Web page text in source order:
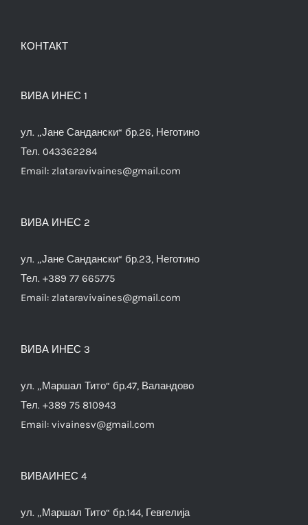
КОНТАКТ
ВИВА ИНЕС 1
ул. „Јане Сандански“ бр.26, Неготино
Тел. 043362284
Email: zlataravivaines@gmail.com
ВИВА ИНЕС 2
ул. „Јане Сандански“ бр.23, Неготино
Тел. +389 77 665775
Email: zlataravivaines@gmail.com
ВИВА ИНЕС 3
ул. „Маршал Тито“ бр.47, Валандово
Тел. +389 75 810943
Email: vivainesv@gmail.com
ВИВАИНЕС 4
ул. „Маршал Тито“ бр.144, Гевгелија